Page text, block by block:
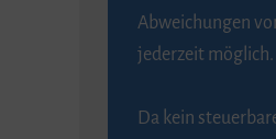
Abweichungen
jederzeit möglich.
Da kein